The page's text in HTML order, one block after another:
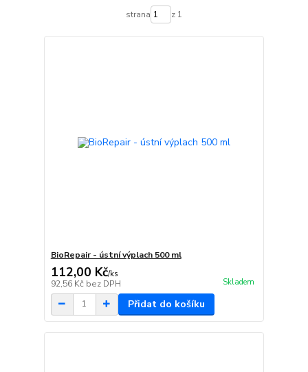
strana z 1
BioRepair - ústní výplach 500 ml
112,00 Kč/ks
92,56 Kč bez DPH Skladem
Přidat do košíku